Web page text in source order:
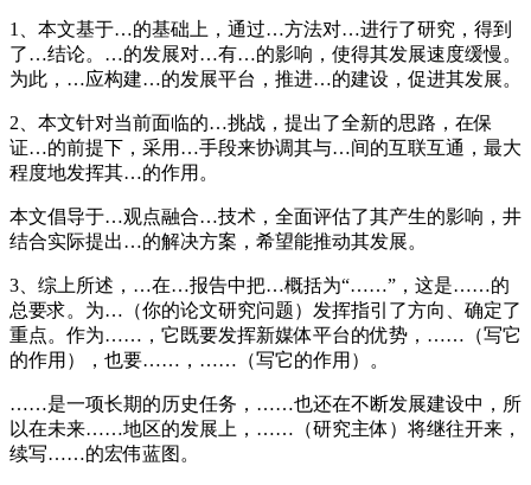
1、本文基于…的基础上，通过…方法对…进行了研究，得到
了…结论。…的发展对…有…的影响，使得其发展速度缓慢。
为此，…应构建…的发展平台，推进…的建设，促进其发展。
2、本文针对当前面临的…挑战，提出了全新的思路，在保
证…的前提下，采用…手段来协调其与…间的互联互通，最大
程度地发挥其…的作用。
本文倡导于…观点融合…技术，全面评估了其产生的影响，井
结合实际提出…的解决方案，希望能推动其发展。
3、综上所述，…在…报告中把…概括为“……”，这是……的
总要求。为…（你的论文研究问题）发挥指引了方向、确定了
重点。作为……，它既要发挥新媒体平台的优势，……（写它
的作用），也要……，……（写它的作用）。
……是一项长期的历史任务，……也还在不断发展建设中，所
以在未来……地区的发展上，……（研究主体）将继往开来，
续写……的宏伟蓝图。